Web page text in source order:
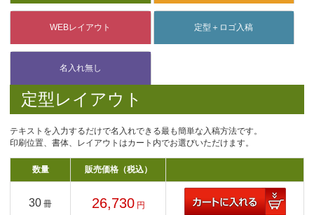
定型レイアウト
テキストを入力するだけで名入れできる最も簡単な入稿方法です。
印刷位置、書体、レイアウトはカート内でお選びいただけます。
数量 販売価格（税込）
30 冊 26,730 円